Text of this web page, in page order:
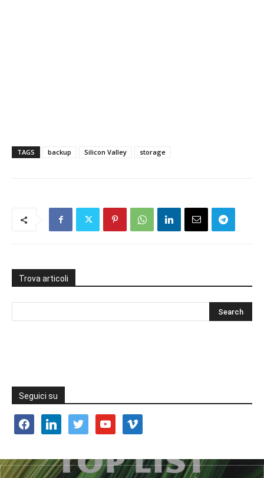
TAGS backup Silicon Valley storage
Trova articoli
Seguici su
facebooklinkedin twitter youtube vimeo